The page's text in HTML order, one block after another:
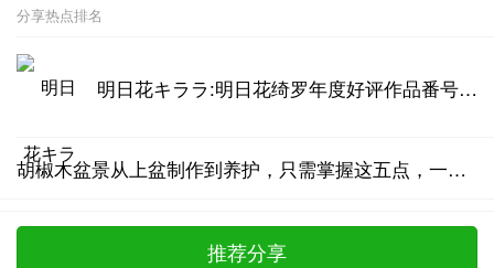
分享热点排名
明日花キララ:明日花绮罗年度好评作品番号汇总
胡椒木盆景从上盆制作到养护，只需掌握这五点，一年四季清香四溢
推荐分享